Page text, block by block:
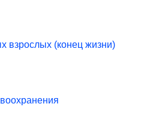
взрослых (конец жизни)